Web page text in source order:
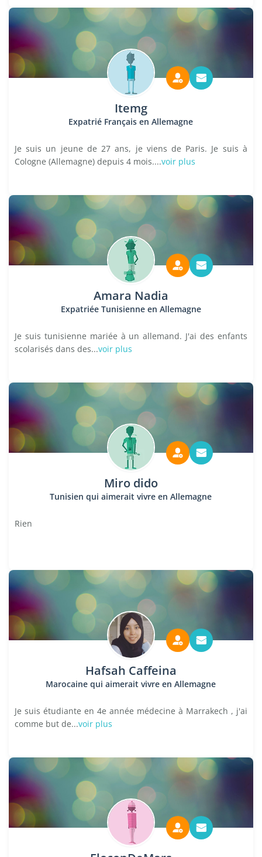
Itemg
Expatrié Français en Allemagne
Je suis un jeune de 27 ans, je viens de Paris. Je suis à
Cologne (Allemagne) depuis 4 mois....voir plus
Amara Nadia
Expatriée Tunisienne en Allemagne
Je suis tunisienne mariée à un allemand. J'ai des enfants
scolarisés dans des...voir plus
Miro dido
Tunisien qui aimerait vivre en Allemagne
Rien
Hafsah Caffeina
Marocaine qui aimerait vivre en Allemagne
Je suis étudiante en 4e année médecine à Marrakech , j'ai
comme but de...voir plus